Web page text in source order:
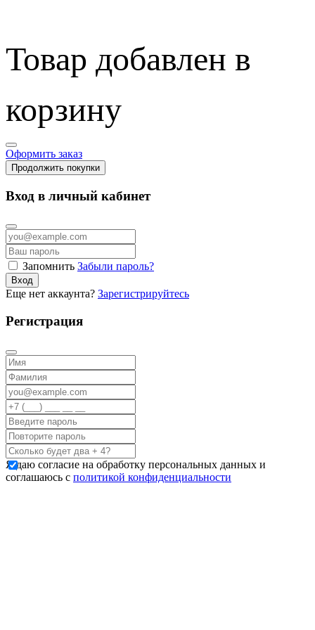
Товар добавлен в
корзину
Оформить заказ
Продолжить покупки
Вход в личный кабинет
Запомнить Забыли пароль?
Вход
Еще нет аккаунта? Зарегистрируйтесь
Регистрация
Я даю согласие на обработку персональных данных и
соглашаюсь с политикой конфиденциальности